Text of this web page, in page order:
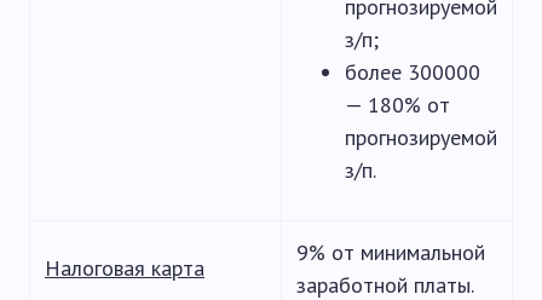
прогнозируемой
з/п;
более 300000
— 180% от
прогнозируемой
з/п.
Налоговая карта
9% от минимальной
заработной платы.